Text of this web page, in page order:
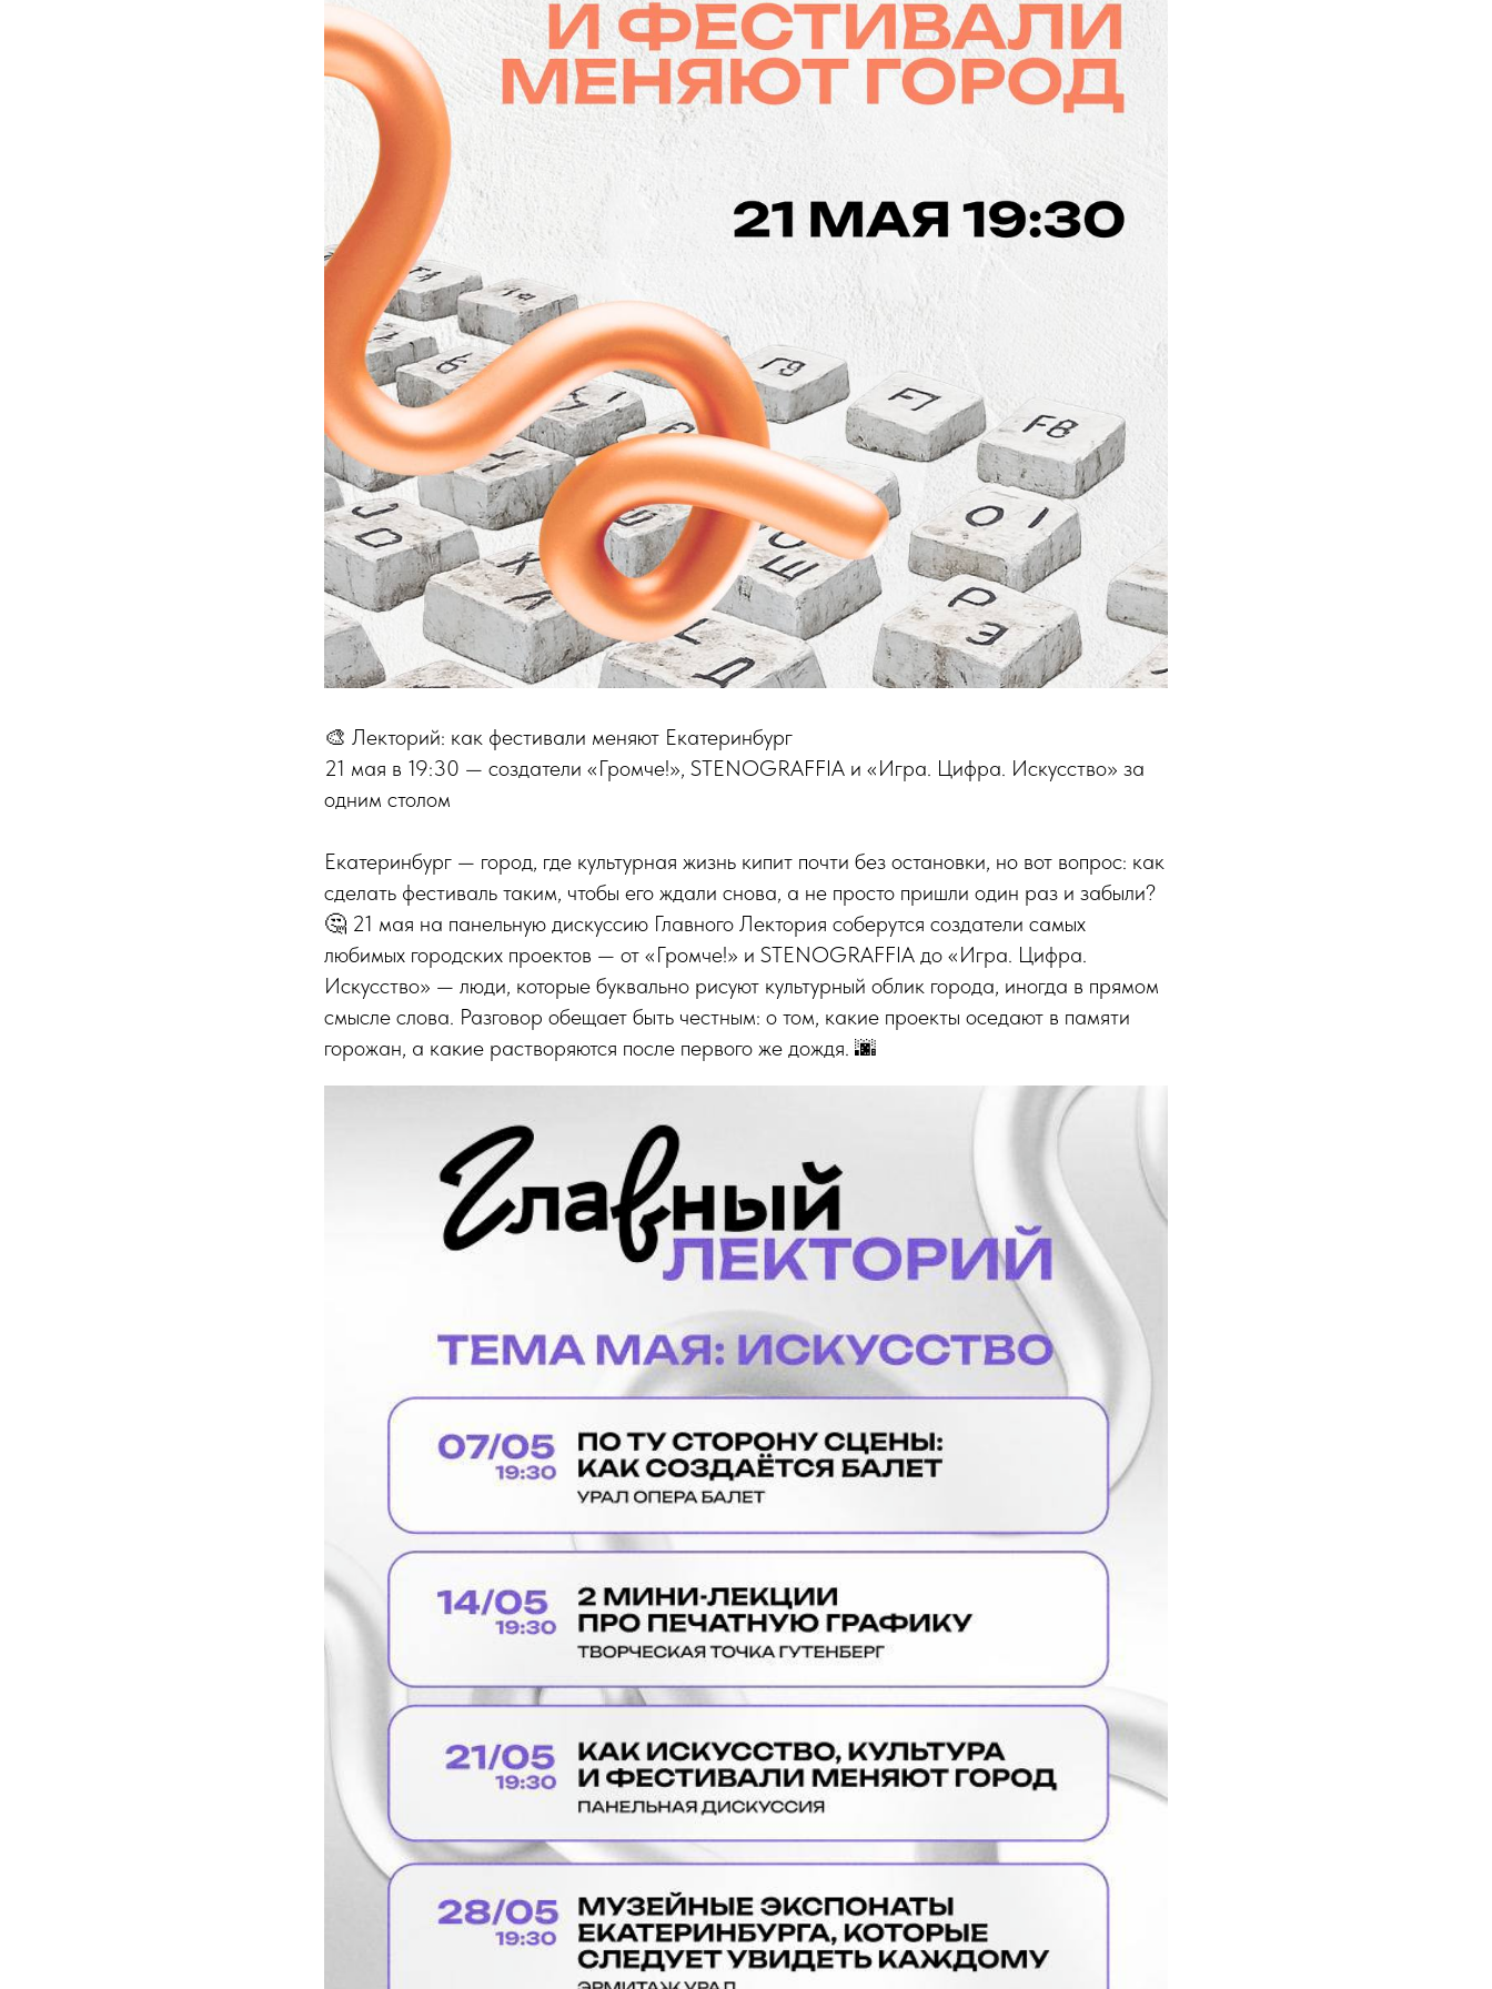
🎨 Лекторий: как фестивали меняют Екатеринбург
21 мая в 19:30 — создатели «Громче!», STENOGRAFFIA и «Игра. Цифра. Искусство» за
одним столом
Екатеринбург — город, где культурная жизнь кипит почти без остановки, но вот вопрос: как
сделать фестиваль таким, чтобы его ждали снова, а не просто пришли один раз и забыли?
🤔 21 мая на панельную дискуссию Главного Лектория соберутся создатели самых
любимых городских проектов — от «Громче!» и STENOGRAFFIA до «Игра. Цифра.
Искусство» — люди, которые буквально рисуют культурный облик города, иногда в прямом
смысле слова. Разговор обещает быть честным: о том, какие проекты оседают в памяти
горожан, а какие растворяются после первого же дождя. 🌆